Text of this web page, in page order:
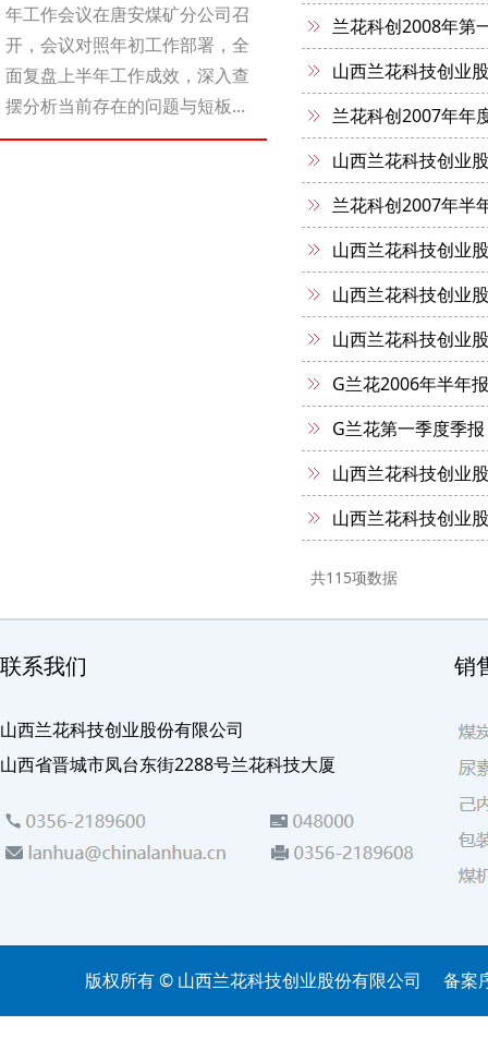
年工作会议在唐安煤矿分公司召
开，会议对照年初工作部署，全
面复盘上半年工作成效，深入查
摆分析当前存在的问题与短板...
兰花科创2008年第
山西兰花科技创业
兰花科创2007年年
山西兰花科技创业
兰花科创2007年半
山西兰花科技创业
山西兰花科技创业
山西兰花科技创业
G兰花2006年半年报
G兰花第一季度季报
山西兰花科技创业
山西兰花科技创业
共115项数据
联系我们
山西兰花科技创业股份有限公司
山西省晋城市凤台东街2288号兰花科技大厦
销
版权所有 © 山西兰花科技创业股份有限公司 备案